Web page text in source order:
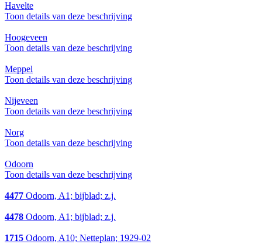
Havelte
Toon details van deze beschrijving
Hoogeveen
Toon details van deze beschrijving
Meppel
Toon details van deze beschrijving
Nijeveen
Toon details van deze beschrijving
Norg
Toon details van deze beschrijving
Odoorn
Toon details van deze beschrijving
4477 Odoorn, A1; bijblad; z.j.
4478 Odoorn, A1; bijblad; z.j.
1715 Odoorn, A10; Netteplan; 1929-02